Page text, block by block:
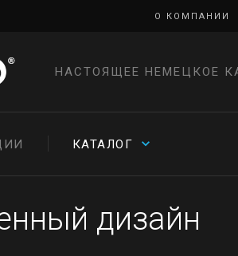
О КОМПАНИИ
НАСТОЯЩЕЕ НЕМЕЦКОЕ
КАТАЛОГ
дизайн